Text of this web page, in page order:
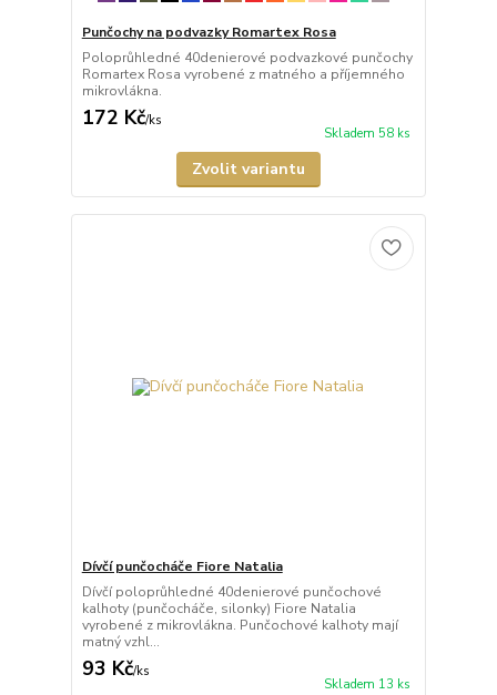
Punčochy na podvazky Romartex Rosa
Poloprůhledné 40denierové podvazkové punčochy
Romartex Rosa vyrobené z matného a příjemného
mikrovlákna.
172 Kč/ks
Skladem 58 ks
Zvolit variantu
Dívčí punčocháče Fiore Natalia
Dívčí poloprůhledné 40denierové punčochové
kalhoty (punčocháče, silonky) Fiore Natalia
vyrobené z mikrovlákna. Punčochové kalhoty mají
matný vzhl...
93 Kč/ks
Skladem 13 ks